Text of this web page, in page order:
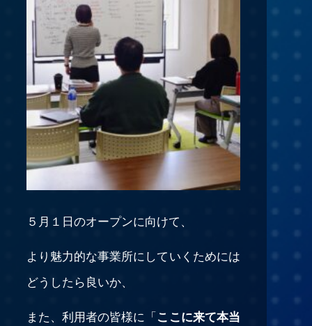
５月１日のオープンに向けて、
より魅力的な事業所にしていくためには
どうしたら良いか、
また、利用者の皆様に「ここに来て本当